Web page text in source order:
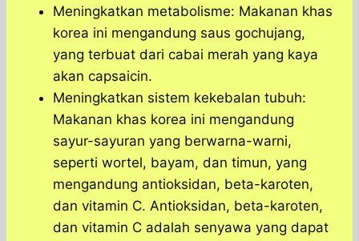
Meningkatkan metabolisme: Makanan khas
korea ini mengandung saus gochujang,
yang terbuat dari cabai merah yang kaya
akan capsaicin.
Meningkatkan sistem kekebalan tubuh:
Makanan khas korea ini mengandung
sayur-sayuran yang berwarna-warni,
seperti wortel, bayam, dan timun, yang
mengandung antioksidan, beta-karoten,
dan vitamin C. Antioksidan, beta-karoten,
dan vitamin C adalah senyawa yang dapat